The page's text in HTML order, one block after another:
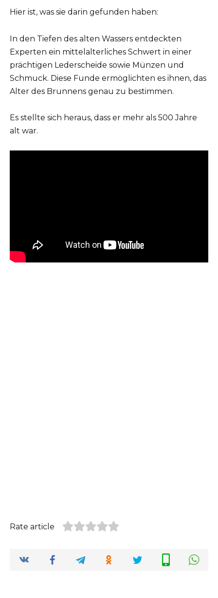
Hier ist, was sie darin gefunden haben:
In den Tiefen des alten Wassers entdeckten
Experten ein mittelalterliches Schwert in einer
prächtigen Lederscheide sowie Münzen und
Schmuck. Diese Funde ermöglichten es ihnen, das
Alter des Brunnens genau zu bestimmen.
Es stellte sich heraus, dass er mehr als 500 Jahre
alt war.
Rate article